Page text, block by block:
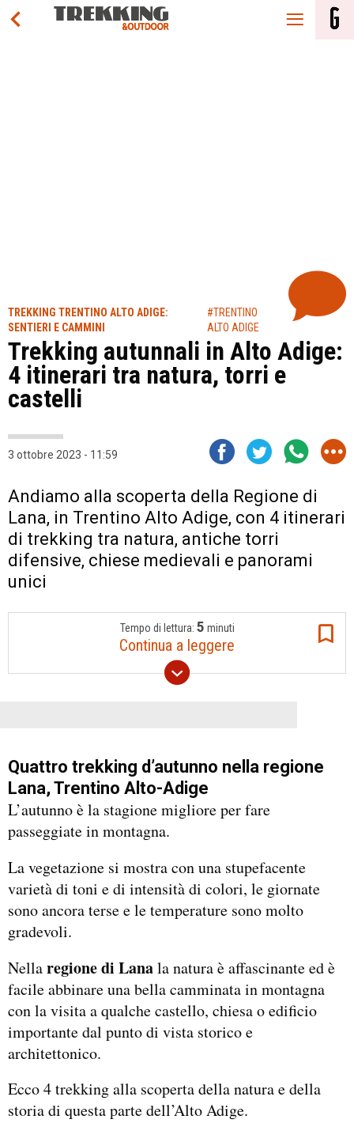
TREKKING TRENTINO ALTO ADIGE:
SENTIERI E CAMMINI
#TRENTINO
ALTO ADIGE
Trekking autunnali in Alto Adige:
4 itinerari tra natura, torri e
castelli
3 ottobre 2023 - 11:59
Andiamo alla scoperta della Regione di
Lana, in Trentino Alto Adige, con 4 itinerari
di trekking tra natura, antiche torri
difensive, chiese medievali e panorami
unici
Tempo di lettura: 5 minuti
Continua a leggere
Quattro trekking d’autunno nella regione
Lana, Trentino Alto-Adige
L’autunno è la stagione migliore per fare
passeggiate in montagna.
La vegetazione si mostra con una stupefacente
varietà di toni e di intensità di colori, le giornate
sono ancora terse e le temperature sono molto
gradevoli.
Nellaregione di Lanala natura è affascinante ed è
facile abbinare una bella camminata in montagna
con la visita a qualche castello, chiesa o edificio
importante dal punto di vista storico e
architettonico.
Ecco 4 trekking alla scoperta della natura e della
storia di questa parte dell’Alto Adige.